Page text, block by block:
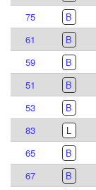
75
B
61
B
59
B
51
B
53
B
83
L
65
B
67
B